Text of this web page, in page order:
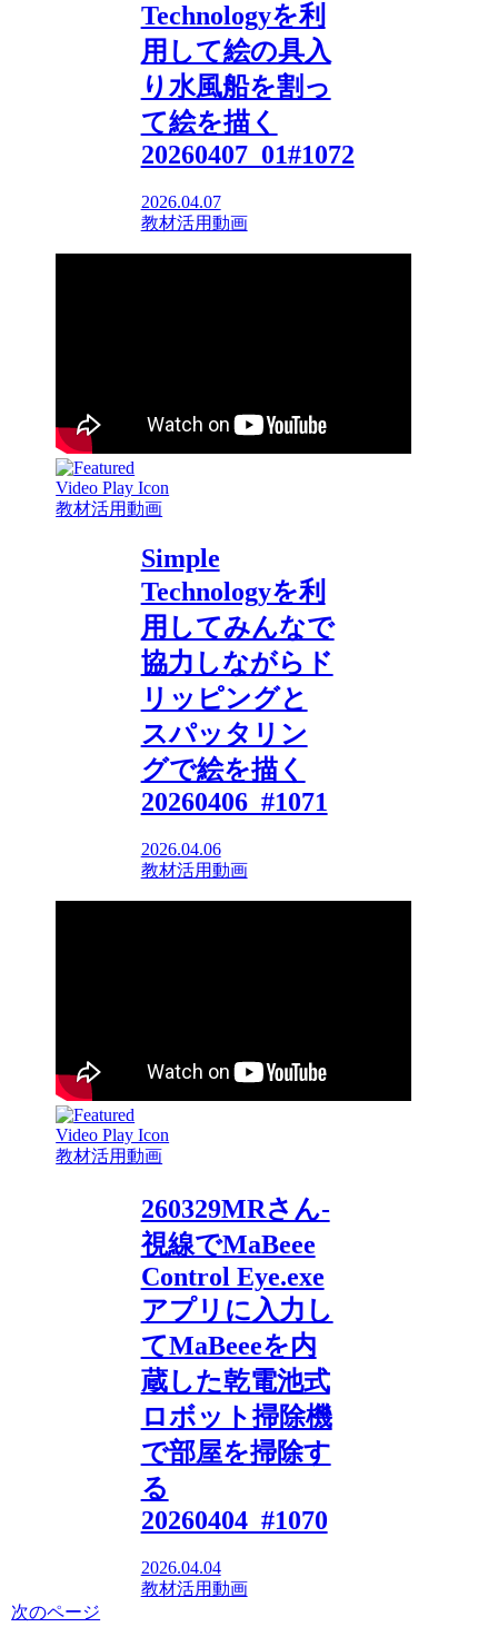
Technologyを利
用して絵の具入
り水風船を割っ
て絵を描く
20260407_01#1072
2026.04.07
教材活用動画
教材活用動画
Simple
Technologyを利
用してみんなで
協力しながらド
リッピングと
スパッタリン
グで絵を描く
20260406_#1071
2026.04.06
教材活用動画
教材活用動画
260329MRさん-
視線でMaBeee
Control Eye.exe
アプリに入力し
てMaBeeeを内
蔵した乾電池式
ロボット掃除機
で部屋を掃除す
る
20260404_#1070
2026.04.04
教材活用動画
次のページ